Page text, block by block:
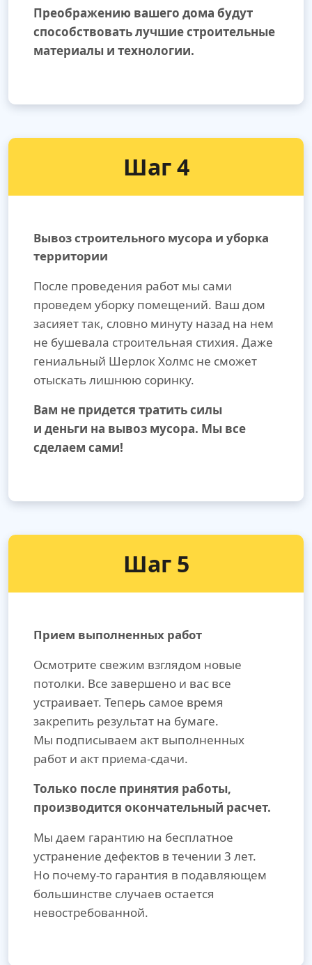
Преображению вашего дома будут
способствовать лучшие строительные
материалы и технологии.
Шаг 4
Вывоз строительного мусора и уборка
территории
После проведения работ мы сами
проведем уборку помещений. Ваш дом
засияет так, словно минуту назад на нем
не бушевала строительная стихия. Даже
гениальный Шерлок Холмс не сможет
отыскать лишнюю соринку.
Вам не придется тратить силы
и деньги на вывоз мусора. Мы все
сделаем сами!
Шаг 5
Прием выполненных работ
Осмотрите свежим взглядом новые
потолки. Все завершено и вас все
устраивает. Теперь самое время
закрепить результат на бумаге.
Мы подписываем акт выполненных
работ и акт приема-сдачи.
Только после принятия работы,
производится окончательный расчет.
Мы даем гарантию на бесплатное
устранение дефектов в течении 3 лет.
Но почему-то гарантия в подавляющем
большинстве случаев остается
невостребованной.